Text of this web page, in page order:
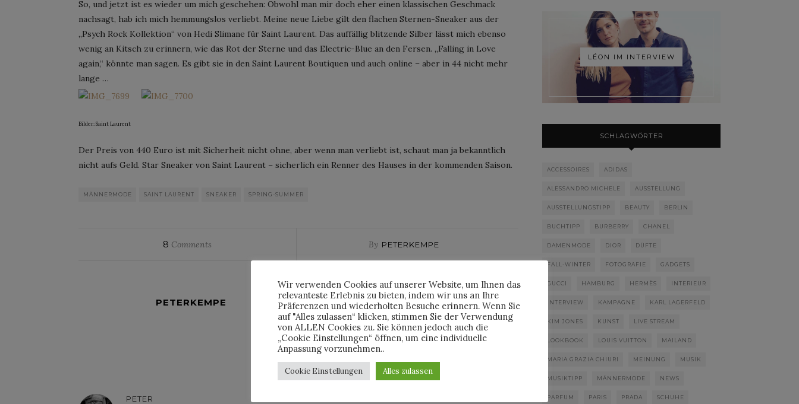
So, und jetzt ist es wieder um mich geschehen: Obwohl man mir doch eher einen klassischen Geschmack
nachsagt, hab ich mich hemmungslos verliebt. Meine neue Liebe gilt den flachen Sternen-Sneaker aus der
„Psych Rock Kollektion“ von Hedi Slimane für Saint Laurent. Das auffällig blitzende Silber lässt mich ebenso
wenig an Kitsch zu erinnern, wie das Rot der Sterne und das Electric-Blue an den Fersen. „Falling in Love
again,“ könnte man sagen. Es gibt sie in den Saint Laurent Boutiquen und auch online – aber in 44 nicht mehr
lange …
Bilder: Saint Laurent
Der Preis von 440 Euro ist mit Sicherheit nicht ohne, aber wenn man verliebt ist, schaut man ja bekanntlich
nicht aufs Geld. Star Sneaker von Saint Laurent – sicherlich ein Renner des Hauses in der kommenden Saison.
MÄNNERMODE SAINT LAURENT SNEAKER SPRING-SUMMER
8 Comments By PETERKEMPE
PETERKEMPE
PETER
LÉON IM INTERVIEW
SCHLAGWÖRTER
ACCESSOIRES ADIDAS
ALESSANDRO MICHELE AUSSTELLUNG
AUSSTELLUNGSTIPP BEAUTY BERLIN
BUCHTIPP BURBERRY CHANEL
DAMENMODE DIOR DÜFTE
FALL-WINTER FOTOGRAFIE GADGETS
GUCCI HAMBURG HERMÈS INTERIEUR
INTERVIEW KAMPAGNE KARL LAGERFELD
KIM JONES KUNST LIVE STREAM
LOOKBOOK LOUIS VUITTON MAILAND
MARIA GRAZIA CHIURI MEINUNG MUSIK
MUSIKTIPP MÄNNERMODE NEWS
PARFUM PARIS PRADA SCHUHE
Wir verwenden Cookies auf unserer Website, um Ihnen das
relevanteste Erlebnis zu bieten, indem wir uns an Ihre
Präferenzen und wiederholten Besuche erinnern. Wenn Sie
auf "Alles zulassen“ klicken, stimmen Sie der Verwendung
von ALLEN Cookies zu. Sie können jedoch auch die
„Cookie Einstellungen“ öffnen, um eine individuelle
Anpassung vorzunehmen..
Cookie Einstellungen Alles zulassen